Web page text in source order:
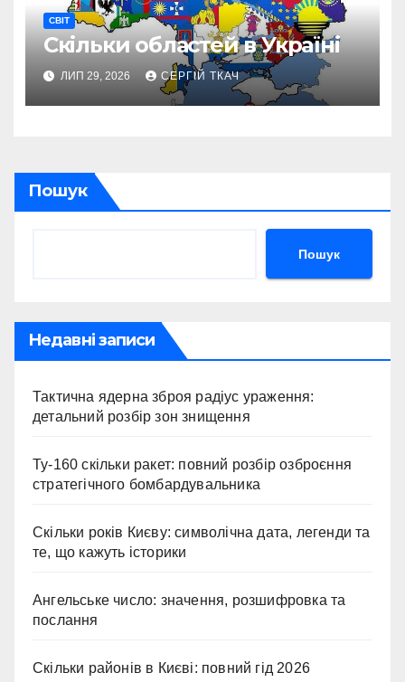
СВІТ
Скільки областей в Україні
ЛИП 29, 2026 СЕРГІЙ ТКАЧ
Пошук
Пошук
Недавні записи
Тактична ядерна зброя радіус ураження:
детальний розбір зон знищення
Ту-160 скільки ракет: повний розбір озброєння
стратегічного бомбардувальника
Скільки років Києву: символічна дата, легенди та
те, що кажуть історики
Ангельське число: значення, розшифровка та
послання
Скільки районів в Києві: повний гід 2026